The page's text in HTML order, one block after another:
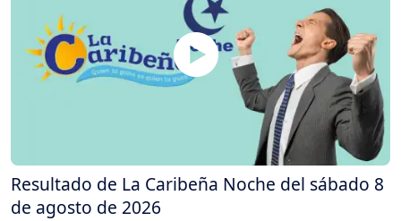
Resultado de La Caribeña Noche del sábado 8
de agosto de 2026